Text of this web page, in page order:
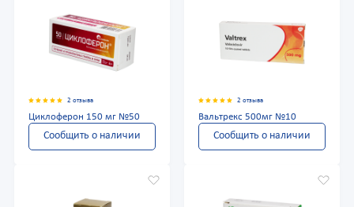
2 отзыва
Циклоферон 150 мг №50
Сообщить о наличии
2 отзыва
Вальтрекс 500мг №10
Сообщить о наличии